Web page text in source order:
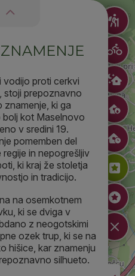
ZNAMENJE
vodijo proti cerkvi
stoji prepoznavno
ki ga
kot Maselnovo
v sredini 19.
pomemben del
in nepogrešljiv
ki kraj že stoletja
in tradicijo.
na osemkotnem
ki se dviga v
z neogotskimi
ozek trup, ki se na
hišice, kar znamenju
silhueto.
znamenje